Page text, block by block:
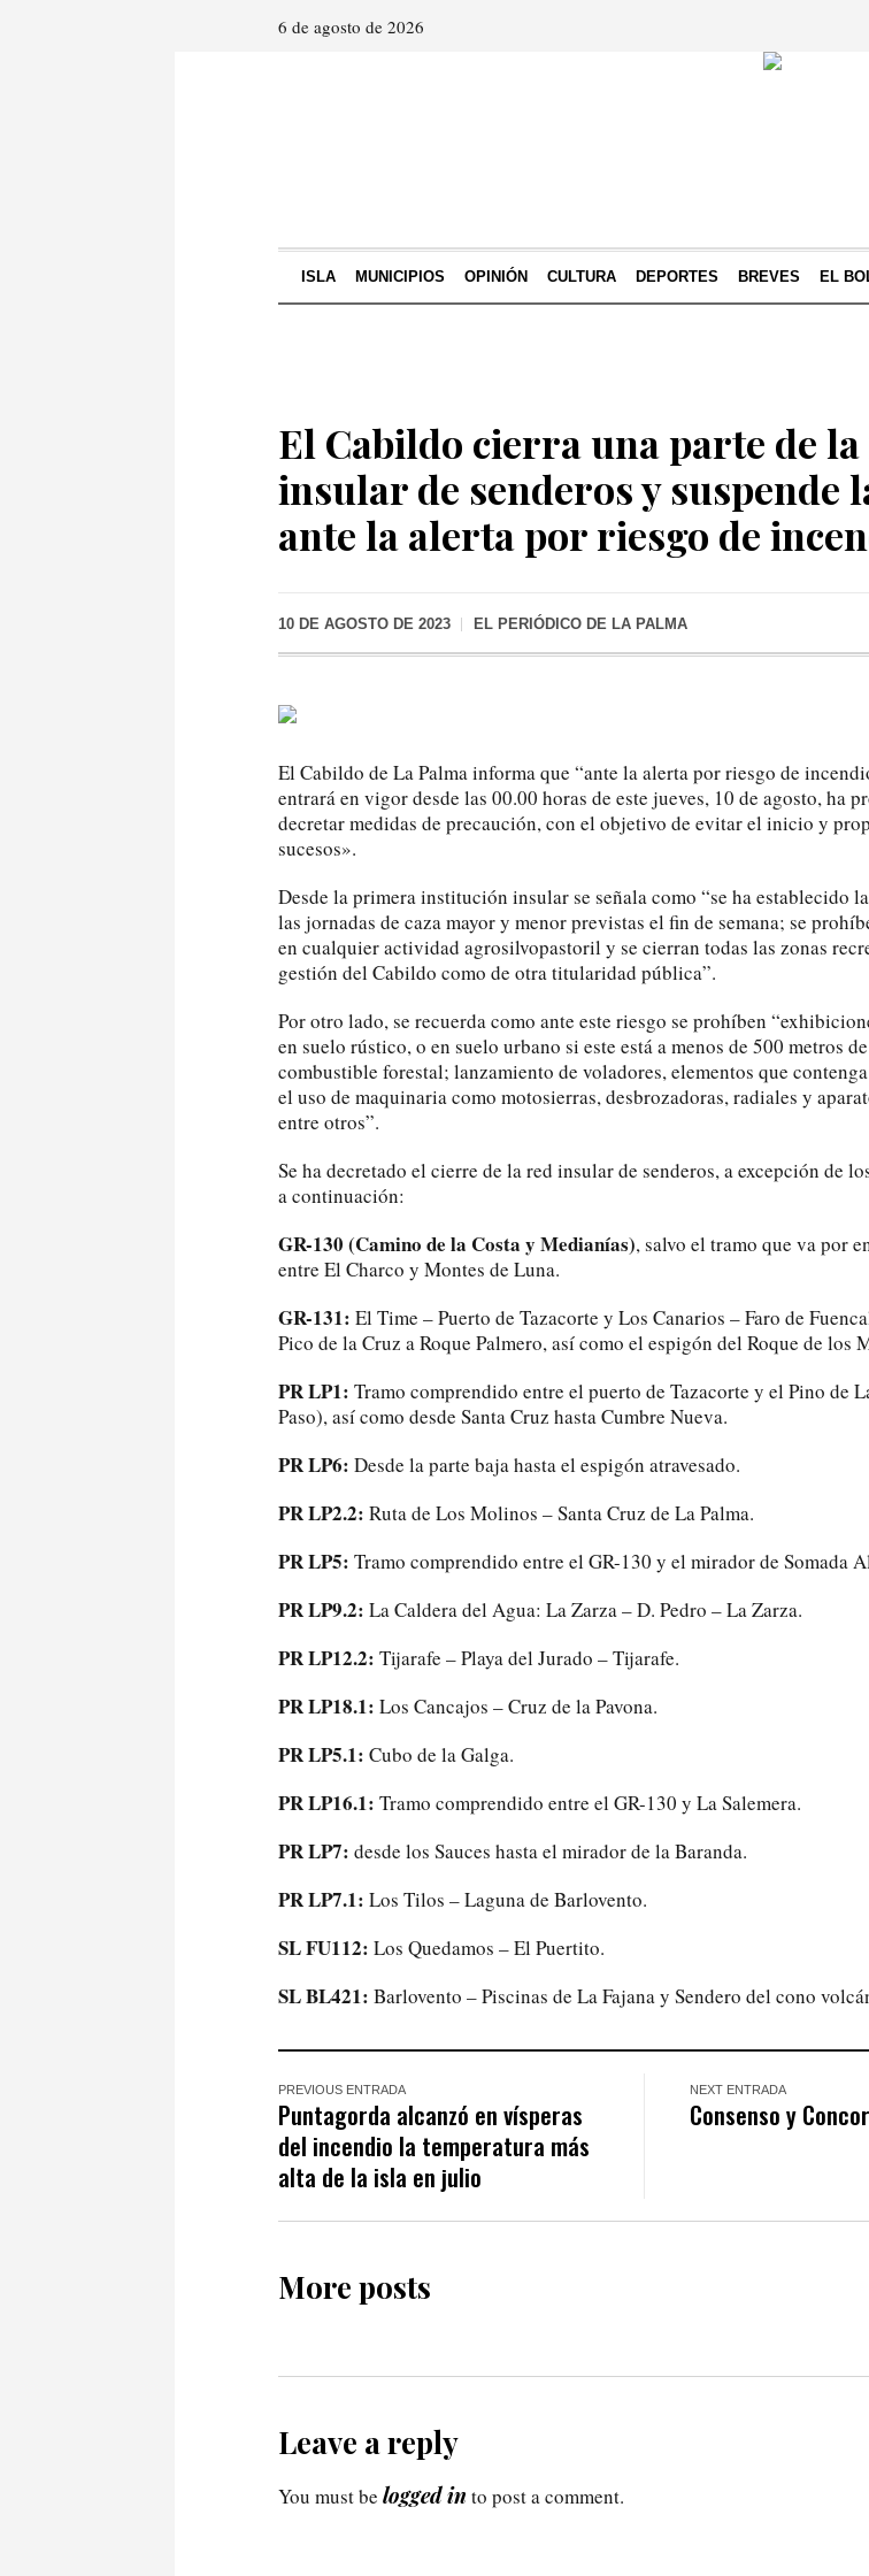
6 de agosto de 2026
ISLA MUNICIPIOS OPINIÓN CULTURA DEPORTES BREVES EL
El Cabildo cierra una parte de
insular de senderos y suspende
ante la alerta por riesgo de
10 DE AGOSTO DE 2023 EL PERIÓDICO DE LA PALMA
El Cabildo de La Palma informa que “ante la alerta por riesgo de
entrará en vigor desde las 00.00 horas de este jueves, 10 de agosto, ha
decretar medidas de precaución, con el objetivo de evitar el inicio y
sucesos».
Desde la primera institución insular se señala como “se ha establecido
las jornadas de caza mayor y menor previstas el fin de semana; se
en cualquier actividad agrosilvopastoril y se cierran todas las zonas
gestión del Cabildo como de otra titularidad pública”.
Por otro lado, se recuerda como ante este riesgo se prohíben
en suelo rústico, o en suelo urbano si este está a menos de 500 metros
combustible forestal; lanzamiento de voladores, elementos que
el uso de maquinaria como motosierras, desbrozadoras, radiales y
entre otros”.
Se ha decretado el cierre de la red insular de senderos, a excepción de
a continuación:
GR-130 (Camino de la Costa y Medianías), salvo el tramo que va por
entre El Charco y Montes de Luna.
GR-131: El Time – Puerto de Tazacorte y Los Canarios – Faro de
Pico de la Cruz a Roque Palmero, así como el espigón del Roque de los
PR LP1: Tramo comprendido entre el puerto de Tazacorte y el Pino de
Paso), así como desde Santa Cruz hasta Cumbre Nueva.
PR LP6: Desde la parte baja hasta el espigón atravesado.
PR LP2.2: Ruta de Los Molinos – Santa Cruz de La Palma.
PR LP5: Tramo comprendido entre el GR-130 y el mirador de Somada
PR LP9.2: La Caldera del Agua: La Zarza – D. Pedro – La Zarza.
PR LP12.2: Tijarafe – Playa del Jurado – Tijarafe.
PR LP18.1: Los Cancajos – Cruz de la Pavona.
PR LP5.1: Cubo de la Galga.
PR LP16.1: Tramo comprendido entre el GR-130 y La Salemera.
PR LP7: desde los Sauces hasta el mirador de la Baranda.
PR LP7.1: Los Tilos – Laguna de Barlovento.
SL FU112: Los Quedamos – El Puertito.
SL BL421: Barlovento – Piscinas de La Fajana y Sendero del cono
PREVIOUS ENTRADA
Puntagorda alcanzó en vísperas
del incendio la temperatura más
alta de la isla en julio
NEXT ENTRADA
Consenso y
More posts
Leave a reply
You must be logged in to post a comment.